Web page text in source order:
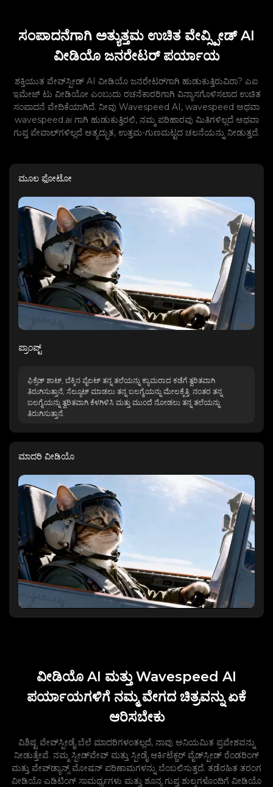
ಸಂಪಾದನೆಗಾಗಿ ಅತ್ಯುತ್ತಮ ಉಚಿತ ವೇವ್ಸ್ಪೀಡ್ AI
ವೀಡಿಯೊ ಜನರೇಟರ್ ಪರ್ಯಾಯ
ಶಕ್ತಿಯುತ ವೇವ್‌ಸ್ಪೀಡ್ AI ವೀಡಿಯೊ ಜನರೇಟರ್‌ಗಾಗಿ ಹುಡುಕುತ್ತಿರುವಿರಾ? ಎಐ
ಇಮೇಜ್ ಟು ವೀಡಿಯೋ ಎಂಬುದು ರಚನೆಕಾರರಿಗಾಗಿ ವಿನ್ಯಾಸಗೊಳಿಸಲಾದ ಉಚಿತ
ಸಂಪಾದನೆ ವೇದಿಕೆಯಾಗಿದೆ. ನೀವು Wavespeed AI, wavespeed ಅಥವಾ
wavespeed.ai ಗಾಗಿ ಹುಡುಕುತ್ತಿರಲಿ, ನಮ್ಮ ಪರಿಹಾರವು ಮಿತಿಗಳಿಲ್ಲದೆ ಅಥವಾ
ಗುಪ್ತ ಪೇವಾಲ್‌ಗಳಿಲ್ಲದೆ ಅತ್ಯದ್ಭುತ, ಉತ್ತಮ-ಗುಣಮಟ್ಟದ ಚಲನೆಯನ್ನು ನೀಡುತ್ತದೆ.
ಮೂಲ ಫೋಟೋ
ಪ್ರಾಂಪ್ಟ್
ಫಿಕ್ಸೆಡ್ ಶಾಟ್, ಬೆಕ್ಕಿನ ಪೈಲಟ್ ತನ್ನ ತಲೆಯನ್ನು ಕ್ಯಾಮರಾದ ಕಡೆಗೆ ತ್ವರಿತವಾಗಿ
ತಿರುಗಿಸುತ್ತಾನೆ, ಸೆಲ್ಯೂಟ್ ಮಾಡಲು ತನ್ನ ಬಲಗೈಯನ್ನು ಮೇಲಕ್ಕೆತ್ತಿ, ನಂತರ ತನ್ನ
ಬಲಗೈಯನ್ನು ತ್ವರಿತವಾಗಿ ಕೆಳಗಿಳಿಸಿ ಮತ್ತು ಮುಂದೆ ನೋಡಲು ತನ್ನ ತಲೆಯನ್ನು
ತಿರುಗಿಸುತ್ತಾನೆ.
ಮಾದರಿ ವೀಡಿಯೊ
ವೀಡಿಯೊ AI ಮತ್ತು Wavespeed AI
ಪರ್ಯಾಯಗಳಿಗೆ ನಮ್ಮ ವೇಗದ ಚಿತ್ರವನ್ನು ಏಕೆ
ಆರಿಸಬೇಕು
ವಿಶಿಷ್ಟ ವೇವ್‌ಸ್ಪೀಡೈ ಬೆಲೆ ಮಾದರಿಗಳಂತಲ್ಲದೆ, ನಾವು ಅನಿಯಮಿತ ಪ್ರವೇಶವನ್ನು
ನೀಡುತ್ತೇವೆ. ನಮ್ಮ ಸ್ಪೀಡ್‌ವೇವ್ ಮತ್ತು ಸ್ಪೀಡೈ ಆರ್ಕಿಟೆಕ್ಚರ್ ವೈಡ್‌ಸ್ಪೀಡ್ ರೆಂಡರಿಂಗ್
ಮತ್ತು ವೇವ್‌ಡ್ಯಾನ್ಸ್ ಮೋಷನ್ ಪರಿಣಾಮಗಳನ್ನು ಬೆಂಬಲಿಸುತ್ತದೆ. ತಡೆರಹಿತ ತರಂಗ
ವೀಡಿಯೊ ಎಡಿಟಿಂಗ್ ಸಾಮರ್ಥ್ಯಗಳು ಮತ್ತು ಶೂನ್ಯ ಗುಪ್ತ ಶುಲ್ಕಗಳೊಂದಿಗೆ ವೀಡಿಯೊ